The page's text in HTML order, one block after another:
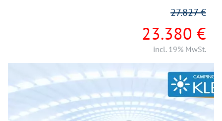
23.380 €
27.827 €
incl. 19% MwSt.